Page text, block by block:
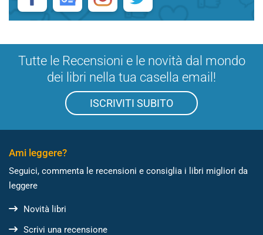
Tutte le Recensioni e le novità dal mondo
dei libri nella tua casella email!
ISCRIVITI SUBITO
Ami leggere?
Seguici, commenta le recensioni e consiglia i libri migliori da
leggere
Novità libri
Scrivi una recensione